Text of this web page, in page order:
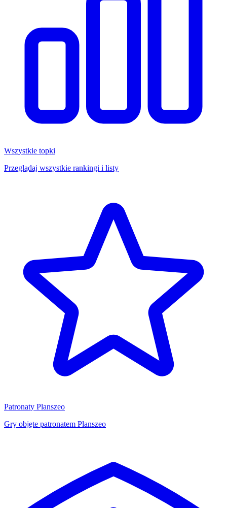
Wszystkie topki
Przeglądaj wszystkie rankingi i listy
Patronaty Planszeo
Gry objęte patronatem Planszeo